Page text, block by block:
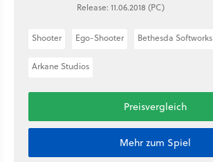
Release: 11.06.2018 (PC)
Shooter Ego-Shooter Bethesda Softworks
Arkane Studios
Preisvergleich
Mehr zum Spiel